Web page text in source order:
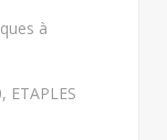
à
ETAPLES